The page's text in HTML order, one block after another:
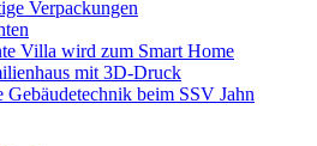
Verpackungen
Villa wird zum Smart Home
mit 3D-Druck
Gebäudetechnik beim SSV Jahn